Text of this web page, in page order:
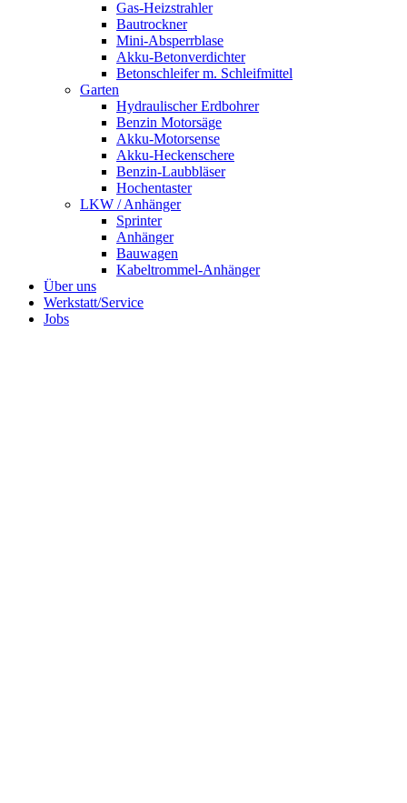
Gas-Heizstrahler
Bautrockner
Mini-Absperrblase
Akku-Betonverdichter
Betonschleifer m. Schleifmittel
Garten
Hydraulischer Erdbohrer
Benzin Motorsäge
Akku-Motorsense
Akku-Heckenschere
Benzin-Laubbläser
Hochentaster
LKW / Anhänger
Sprinter
Anhänger
Bauwagen
Kabeltrommel-Anhänger
Über uns
Werkstatt/Service
Jobs